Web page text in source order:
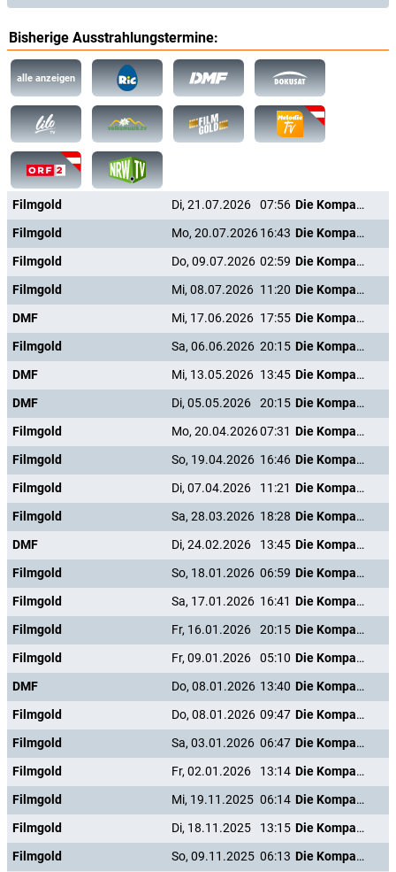
Bisherige Ausstrahlungstermine:
alle anzeigen
Filmgold Di, 21.07.2026 07:56
Die Kompanie der Knallköpfe
Filmgold
Mo, 20.07.202616:43
Die Kompanie der Knallköpfe
Filmgold
Do, 09.07.2026 02:59
Die Kompanie der Knallköpfe
Filmgold
Mi, 08.07.2026 11:20
Die Kompanie der Knallköpfe
DMF
Mi, 17.06.2026 17:55
Die Kompanie der Knallköpfe
Filmgold
Sa, 06.06.2026 20:15
Die Kompanie der Knallköpfe
DMF
Mi, 13.05.2026 13:45
Die Kompanie der Knallköpfe
DMF
Di, 05.05.2026 20:15
Die Kompanie der Knallköpfe
Filmgold
Mo, 20.04.202607:31
Die Kompanie der Knallköpfe
Filmgold
So, 19.04.2026 16:46
Die Kompanie der Knallköpfe
Filmgold
Di, 07.04.2026 11:21
Die Kompanie der Knallköpfe
Filmgold
Sa, 28.03.2026 18:28
Die Kompanie der Knallköpfe
DMF
Di, 24.02.2026 13:45
Die Kompanie der Knallköpfe
Filmgold
So, 18.01.2026 06:59
Die Kompanie der Knallköpfe
Filmgold
Sa, 17.01.2026 16:41
Die Kompanie der Knallköpfe
Filmgold
Fr, 16.01.2026 20:15
Die Kompanie der Knallköpfe
Filmgold
Fr, 09.01.2026 05:10
Die Kompanie der Knallköpfe
DMF
Do, 08.01.2026 13:40
Die Kompanie der Knallköpfe
Filmgold
Do, 08.01.2026 09:47
Die Kompanie der Knallköpfe
Filmgold
Sa, 03.01.2026 06:47
Die Kompanie der Knallköpfe
Filmgold
Fr, 02.01.2026 13:14
Die Kompanie der Knallköpfe
Filmgold
Mi, 19.11.2025 06:14
Die Kompanie der Knallköpfe
Filmgold
Di, 18.11.2025 13:15
Die Kompanie der Knallköpfe
Filmgold
So, 09.11.2025 06:13
Die Kompanie der Knallköpfe